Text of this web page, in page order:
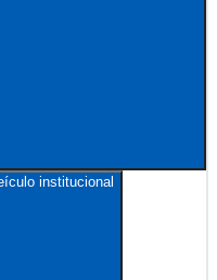
institucional